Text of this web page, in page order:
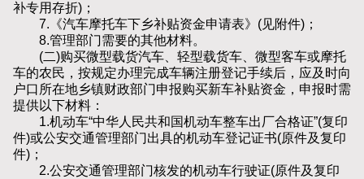
补专用存折)；
7.《汽车摩托车下乡补贴资金申请表》(见附件)；
8.管理部门需要的其他材料。
(二)购买微型载货汽车、轻型载货车、微型客车或摩托
车的农民，按规定办理完成车辆注册登记手续后，应及时向
户口所在地乡镇财政部门申报购买新车补贴资金，申报时需
提供以下材料：
1.机动车“中华人民共和国机动车整车出厂合格证”(复印
件)或公安交通管理部门出具的机动车登记证书(原件及复印
件)；
2.公安交通管理部门核发的机动车行驶证(原件及复印